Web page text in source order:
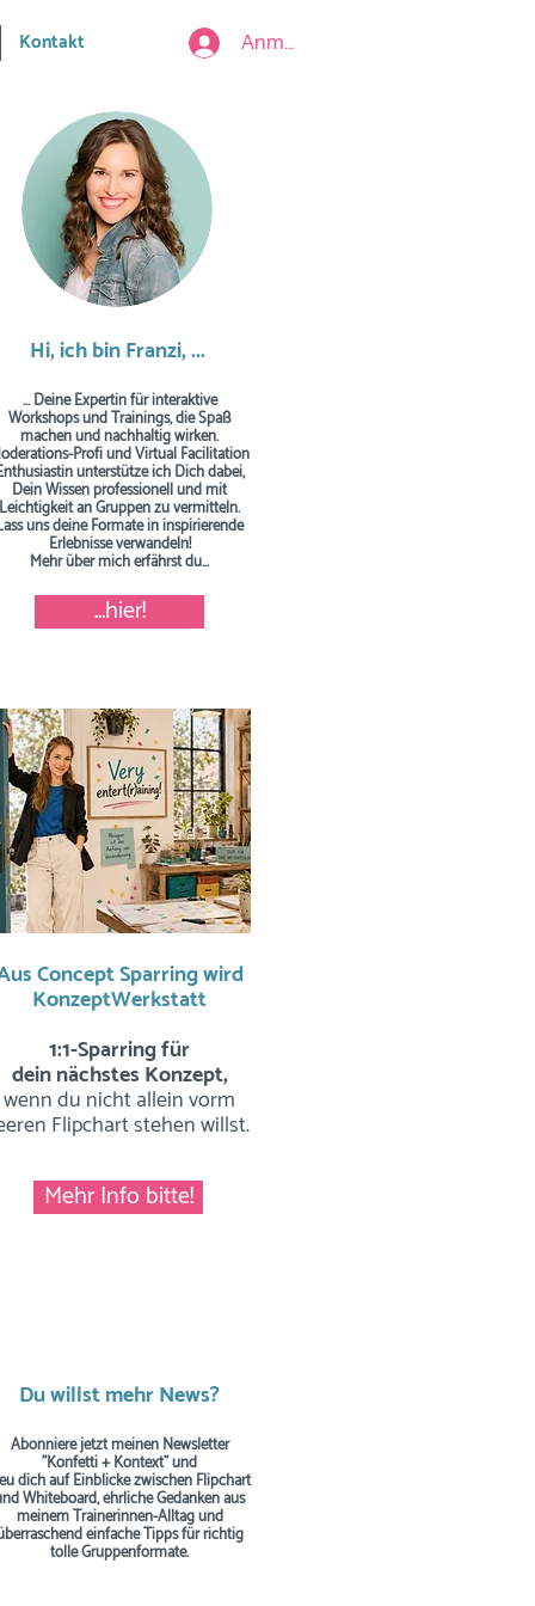
Kontakt Anmelden
Hi, ich bin Franzi, ...
... Deine Expertin für interaktive
Workshops und Trainings, die Spaß
machen und nachhaltig wirken.
Profi und Virtual Facilitation
unterstütze ich Dich dabei,
Dein Wissen professionell und mit
Leichtigkeit an Gruppen zu vermitteln.
uns deine Formate in inspirierende
Erlebnisse verwandeln!
Mehr über mich erfährst du...
...hier!
Concept Sparring wird
KonzeptWerkstatt
1:1-Sparring für
dein nächstes Konzept,
wenn du nicht allein vorm
Flipchart stehen willst.
Mehr Info bitte!
Du willst mehr News?
Abonniere jetzt meinen Newsletter
"Konfetti + Kontext" und
dich auf Einblicke zwischen Flipchart
Whiteboard, ehrliche Gedanken aus
meinem Trainerinnen-Alltag und
einfache Tippsfür richtig
tolle Gruppenformate.